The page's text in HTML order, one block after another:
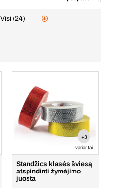
Visi (24)
+3
variantai
Standžios klasės šviesą
atspindinti žymėjimo
juosta